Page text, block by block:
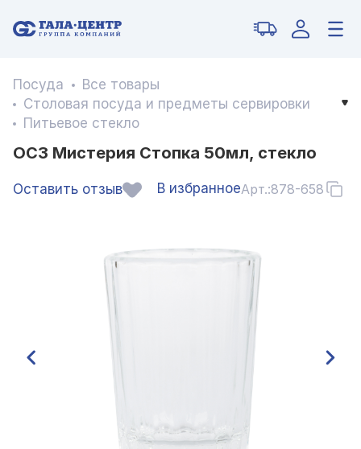
Посуда
Все товары
Столовая посуда и предметы сервировки
Питьевое стекло
ОСЗ Мистерия Стопка 50мл, стекло
Оставить отзыв В избранноеАрт.:878-658